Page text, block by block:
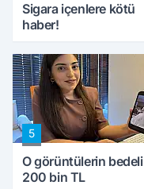
Sigara içenlere kötü
haber!
5
O görüntülerin bedeli
200 bin TL